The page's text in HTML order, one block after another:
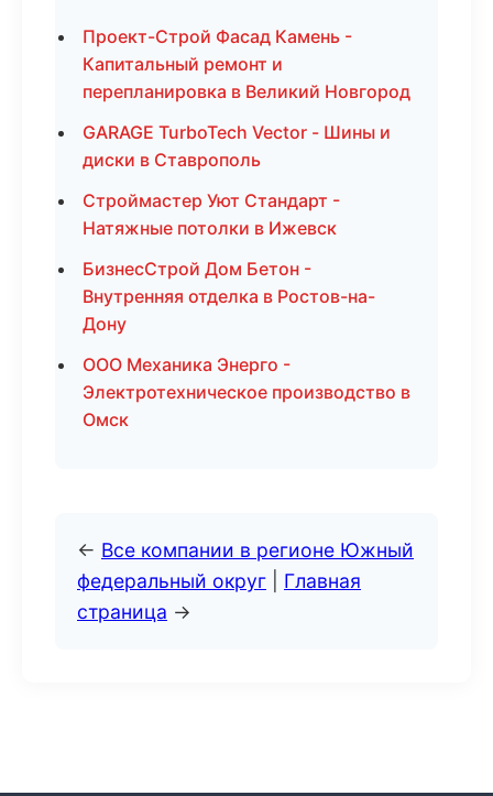
Проект-Строй Фасад Камень -
Капитальный ремонт и
перепланировка в Великий Новгород
GARAGE TurboTech Vector - Шины и
диски в Ставрополь
Строймастер Уют Стандарт -
Натяжные потолки в Ижевск
БизнесСтрой Дом Бетон -
Внутренняя отделка в Ростов-на-
Дону
ООО Механика Энерго -
Электротехническое производство в
Омск
← Все компании в регионе Южный
федеральный округ
Главная
страница →